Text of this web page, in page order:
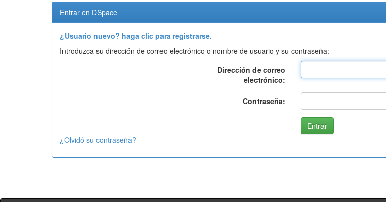
Entrar en DSpace
¿Usuario nuevo? haga clic para registrarse.
Introduzca su dirección de correo electrónico o nombre de usuario y su contraseña:
Dirección de correo
electrónico:
Contraseña:
¿Olvidó su contraseña?